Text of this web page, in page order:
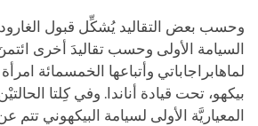
وحسب بعض التقاليد يُشكِّل قبول
السيامة الأولى وحسب تقاليدَ أخرى ائتمنَ
لماهابراجاباتي وأتباعها الخمسمائة
بيكهو، تحت قيادة أناندا. وفي كِلتا
المعياريَّة الأولى لسيامة البيكهوني